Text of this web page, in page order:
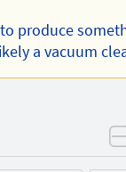
produce
a vacuum